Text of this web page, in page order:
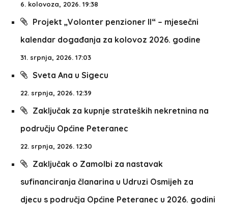
6. kolovoza, 2026. 19:38
Projekt „Volonter penzioner II“ – mjesečni
kalendar događanja za kolovoz 2026. godine
31. srpnja, 2026. 17:03
Sveta Ana u Sigecu
22. srpnja, 2026. 12:39
Zaključak za kupnje strateških nekretnina na
području Općine Peteranec
22. srpnja, 2026. 12:30
Zaključak o Zamolbi za nastavak
sufinanciranja članarina u Udruzi Osmijeh za
djecu s područja Općine Peteranec u 2026. godini